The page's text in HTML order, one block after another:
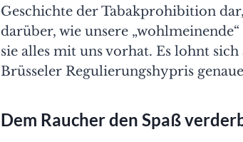
Geschichte der Tabakprohibition
darüber, wie unsere
sie alles mit uns vorhat. Es lohnt
Brüsseler Regulierungshypris
Dem Raucher den Spaß